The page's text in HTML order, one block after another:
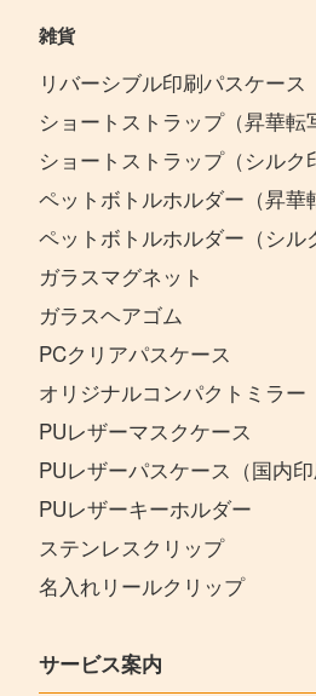
雑貨
リバーシブル印刷パスケース
ショートストラップ（昇華
ショートストラップ（シルク
ペットボトルホルダー（昇華
ペットボトルホルダー（シル
ガラスマグネット
ガラスヘアゴム
PCクリアパスケース
オリジナルコンパクトミラー
PUレザーマスクケース
PUレザーパスケース（国内印
PUレザーキーホルダー
ステンレスクリップ
名入れリールクリップ
サービス案内